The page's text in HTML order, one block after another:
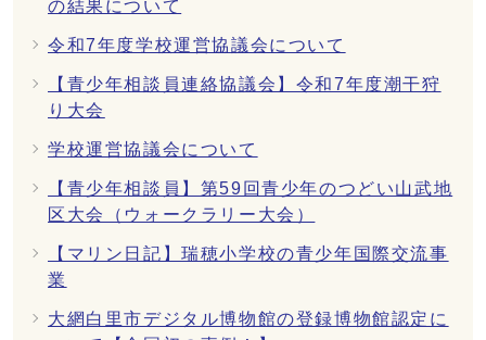
の結果について
令和7年度学校運営協議会について
【青少年相談員連絡協議会】令和7年度潮干狩
り大会
学校運営協議会について
【青少年相談員】第59回青少年のつどい山武地
区大会（ウォークラリー大会）
【マリン日記】瑞穂小学校の青少年国際交流事
業
大網白里市デジタル博物館の登録博物館認定に